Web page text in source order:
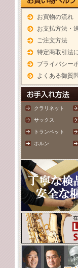
お買物の流れ
お支払方法・
ご注文方法
特定商取引法
プライバシー
よくある御質
クラリネット
サックス
トランペット
ホルン